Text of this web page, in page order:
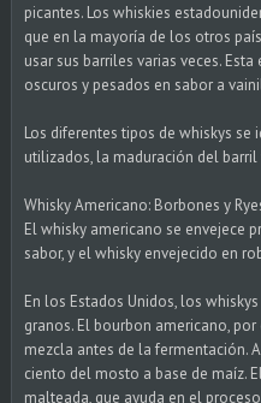
picantes. Los whiskies
que en la mayoría de los otros
usar sus barriles varias veces.
oscuros y pesados ​​en sabor a
Los diferentes tipos de whiskys
utilizados, la maduración del
Whisky Americano: Borbones y
El whisky americano se envejece
sabor, y el whisky envejecido en
En los Estados Unidos, los
granos. El bourbon americano,
mezcla antes de la fermentación.
ciento del mosto a base de maíz.
malteada, que ayuda en el